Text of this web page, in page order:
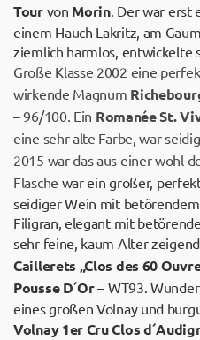
Tourvon Morin. Der war erst
einem Hauch Lakritz, am
ziemlich harmlos, entwickelte
Große Klasse 2002 eine
wirkende Magnum
– 96/100. Ein Romanée St.
eine sehr alte Farbe, war
2015 war das aus einer wohl
Flasche war ein großer,
seidiger Wein mit
Filigran, elegant mit
sehr feine, kaum Alter
Caillerets „Clos des 60
Pousse D´Or– WT93.
eines großen Volnay und
Volnay 1er Cru Clos